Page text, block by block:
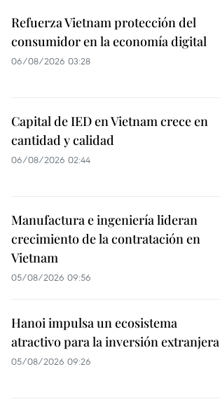
Refuerza Vietnam protección del
consumidor en la economía digital
06/08/2026 03:28
Capital de IED en Vietnam crece en
cantidad y calidad
06/08/2026 02:44
Manufactura e ingeniería lideran
crecimiento de la contratación en
Vietnam
05/08/2026 09:56
Hanoi impulsa un ecosistema
atractivo para la inversión extranjera
05/08/2026 09:26